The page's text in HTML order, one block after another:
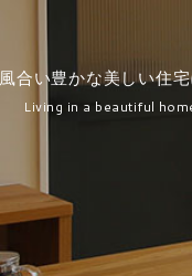
風合い豊かな美しい住
Living in a beautiful